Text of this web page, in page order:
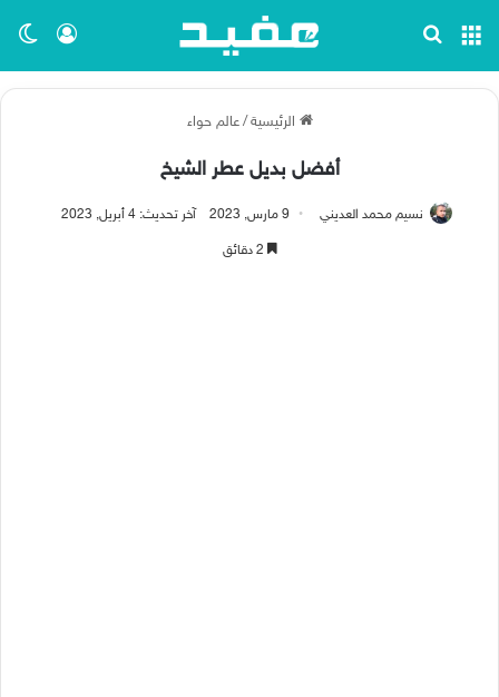
تسجيل القائمة
الرئيسية / عالم حواء
أفضل بديل عطر الشيخ
نسيم محمد العديني 9 مارس, 2023 آخر تحديث: 4 أبريل, 2023